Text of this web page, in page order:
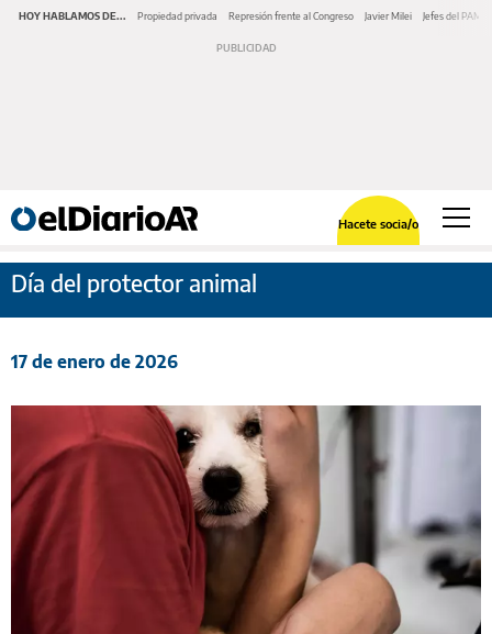
HOY HABLAMOS DE... Propiedad privada Represión frente al Congreso Javier Milei Jefes del PAMI
Hacete socia/o
Día del protector animal
17 de enero de 2026